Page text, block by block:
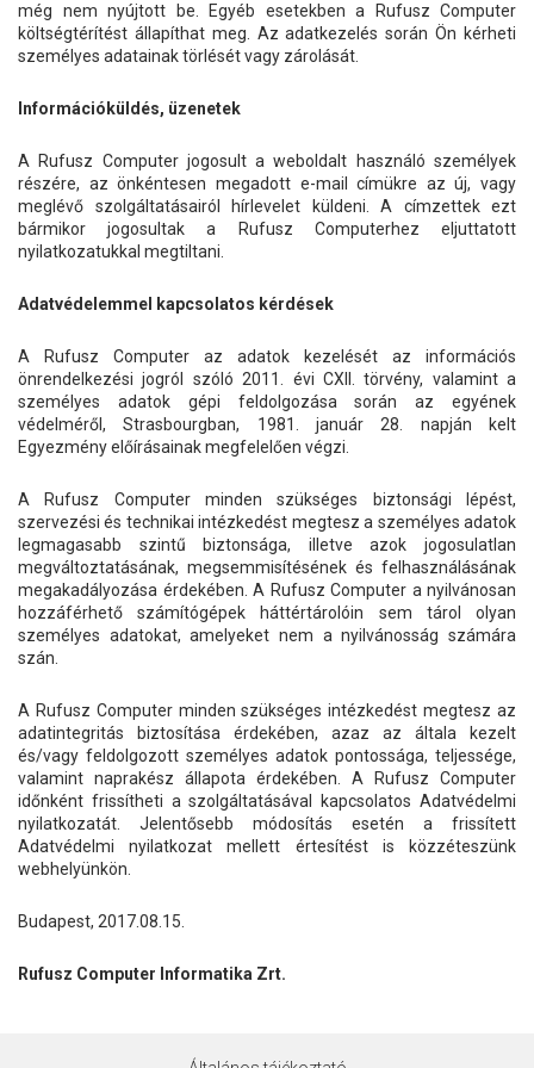
még nem nyújtott be. Egyéb esetekben a Rufusz Computer
költségtérítést állapíthat meg. Az adatkezelés során Ön kérheti
személyes adatainak törlését vagy zárolását.
Információküldés, üzenetek
A Rufusz Computer jogosult a weboldalt használó személyek
részére, az önkéntesen megadott e-mail címükre az új, vagy
meglévő szolgáltatásairól hírlevelet küldeni. A címzettek ezt
bármikor jogosultak a Rufusz Computerhez eljuttatott
nyilatkozatukkal megtiltani.
Adatvédelemmel kapcsolatos kérdések
A Rufusz Computer az adatok kezelését az információs
önrendelkezési jogról szóló 2011. évi CXII. törvény, valamint a
személyes adatok gépi feldolgozása során az egyének
védelméről, Strasbourgban, 1981. január 28. napján kelt
Egyezmény előírásainak megfelelően végzi.
A Rufusz Computer minden szükséges biztonsági lépést,
szervezési és technikai intézkedést megtesz a személyes adatok
legmagasabb szintű biztonsága, illetve azok jogosulatlan
megváltoztatásának, megsemmisítésének és felhasználásának
megakadályozása érdekében. A Rufusz Computer a nyilvánosan
hozzáférhető számítógépek háttértárolóin sem tárol olyan
személyes adatokat, amelyeket nem a nyilvánosság számára
szán.
A Rufusz Computer minden szükséges intézkedést megtesz az
adatintegritás biztosítása érdekében, azaz az általa kezelt
és/vagy feldolgozott személyes adatok pontossága, teljessége,
valamint naprakész állapota érdekében. A Rufusz Computer
időnként frissítheti a szolgáltatásával kapcsolatos Adatvédelmi
nyilatkozatát. Jelentősebb módosítás esetén a frissített
Adatvédelmi nyilatkozat mellett értesítést is közzéteszünk
webhelyünkön.
Budapest, 2017.08.15.
Rufusz Computer Informatika Zrt.